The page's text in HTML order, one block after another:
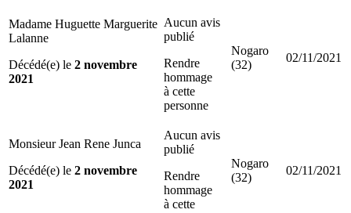
Madame Huguette Marguerite
Lalanne
Décédé(e) le 2 novembre
2021
Aucun avis
publié
Rendre
hommage
à cette
personne
Nogaro
(32)
02/11/2021
Monsieur Jean Rene Junca
Décédé(e) le 2 novembre
2021
Aucun avis
publié
Rendre
hommage
à cette
Nogaro
(32)
02/11/2021